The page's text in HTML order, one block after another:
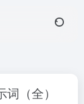
（全）